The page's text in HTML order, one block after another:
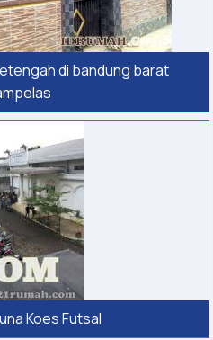
di bandung barat
Koes Futsal